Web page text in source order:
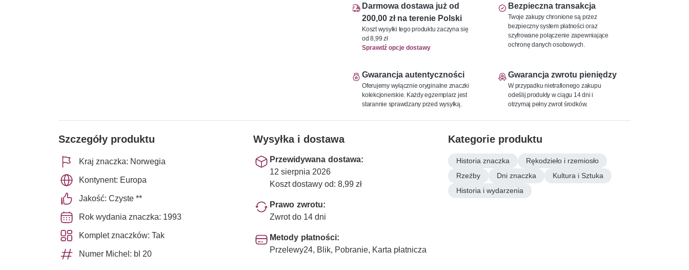
Darmowa dostawa już od
200,00 zł na terenie Polski
Koszt wysyłki tego produktu zaczyna się
od 8,99 zł
Sprawdź opcje dostawy
Bezpieczna transakcja
Twoje zakupy chronione są przez
bezpieczny system płatności oraz
szyfrowane połączenie zapewniające
ochronę danych osobowych.
Gwarancja autentyczności
Oferujemy wyłącznie oryginalne znaczki
kolekcjonerskie. Każdy egzemplarz jest
starannie sprawdzany przed wysyłką.
Gwarancja zwrotu pieniędzy
W przypadku nietrafionego zakupu
odeślij produkty w ciągu 14 dni i
otrzymaj pełny zwrot środków.
Szczegóły produktu
Kraj znaczka: Norwegia
Kontynent: Europa
Jakość: Czyste **
Rok wydania znaczka: 1993
Komplet znaczków: Tak
Numer Michel: bl 20
Wysyłka i dostawa
Przewidywana dostawa:
12 sierpnia 2026
Koszt dostawy od: 8,99 zł
Prawo zwrotu:
Zwrot do 14 dni
Metody płatności:
Przelewy24, Blik, Pobranie, Karta płatnicza
Kategorie produktu
Historia znaczka
Rękodzieło i rzemiosło
Rzeźby
Dni znaczka
Kultura i Sztuka
Historia i wydarzenia